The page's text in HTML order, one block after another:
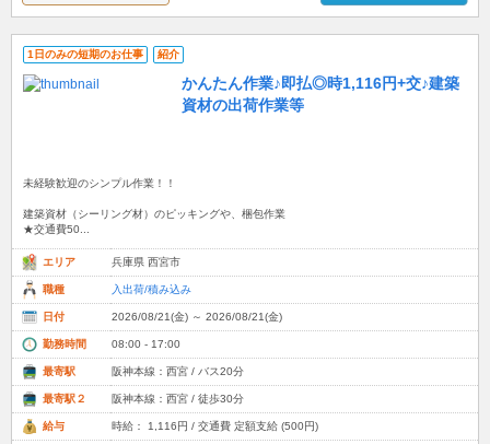
1日のみの短期のお仕事 紹介
かんたん作業♪即払◎時1,116円+交♪建築
資材の出荷作業等
未経験歓迎のシンプル作業！！
建築資材（シーリング材）のピッキングや、梱包作業
★交通費50...
エリア 兵庫県 西宮市
職種 入出荷/積み込み
日付 2026/08/21(金) ～ 2026/08/21(金)
勤務時間 08:00 - 17:00
最寄駅 阪神本線：西宮 / バス20分
最寄駅２ 阪神本線：西宮 / 徒歩30分
給与 時給： 1,116円 / 交通費 定額支給 (500円)